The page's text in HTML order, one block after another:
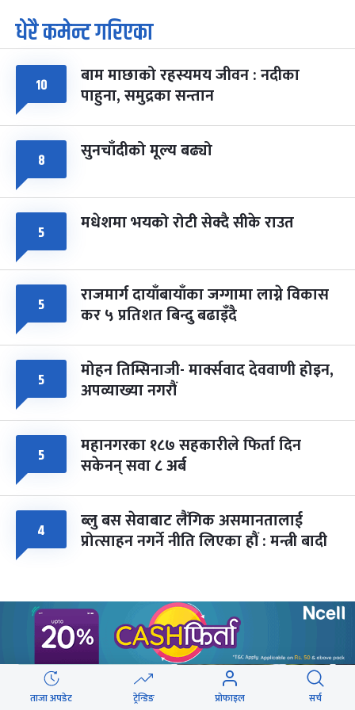
७
आइत
पूर्णिमा व्रत
चैत्र ७, २०८३-Mar 21, 2027
८
सोम
फागुपूर्णिमा
चैत्र ८, २०८३-Mar 22, 2027
७ महिना बाँकी
धेरै कमेन्ट गरिएका
१० बाम माछाको रहस्यमय जीवन : नदीका
पाहुना, समुद्रका सन्तान
८ सुनचाँदीको मूल्य बढ्यो
५ मधेशमा भयको रोटी सेक्दै सीके राउत
५ राजमार्ग दायाँबायाँका जग्गामा लाग्ने विकास
कर ५ प्रतिशत बिन्दु बढाइँदै
५ मोहन तिम्सिनाजी- मार्क्सवाद देववाणी होइन,
अपव्याख्या नगरौं
५ महानगरका १८७ सहकारीले फिर्ता दिन
सकेनन् सवा ८ अर्ब
४ ब्लु बस सेवाबाट लैंगिक असमानतालाई
प्रोत्साहन नगर्ने नीति लिएका हौं : मन्त्री बादी
वेबस्टोरिज
ताजा अपडेट ट्रेन्डिङ प्रोफाइल सर्च